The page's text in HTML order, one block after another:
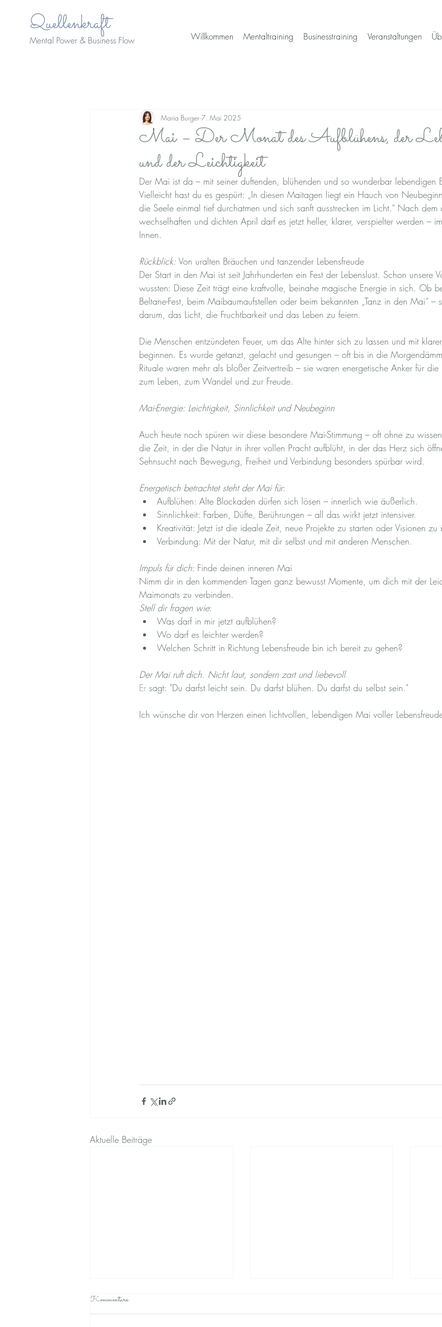
Quellenkraft
Mental Power & Business Flow Willkommen Mentaltraining Businesstraining Veranstaltungen
Mai – Der Monat des Aufblühens, der
und der Leichtigkeit
Maria Burger 7. Mai 2025
Der Mai ist da – mit seiner duftenden, blühenden und so wunderbar lebendigen
Vielleicht hast du es gespürt: „In diesen Maitagen liegt ein Hauch von
die Seele einmal tief durchatmen und sich sanft ausstrecken im Licht.“ Nach
wechselhaften und dichten April darf es jetzt heller, klarer, verspielter werden –
Innen.
Rückblick: Von uralten Bräuchen und tanzender Lebensfreude
Der Start in den Mai ist seit Jahrhunderten ein Fest der Lebenslust. Schon unsere
wussten: Diese Zeit trägt eine kraftvolle, beinahe magische Energie in sich. Ob
Beltane-Fest, beim Maibaumaufstellen oder beim bekannten „Tanz in den Mai“ –
darum, das Licht, die Fruchtbarkeit und das Leben zu feiern.
Die Menschen entzündeten Feuer, um das Alte hinter sich zu lassen und mit
beginnen. Es wurde getanzt, gelacht und gesungen – oft bis in die
Rituale waren mehr als bloßer Zeitvertreib – sie waren energetische Anker für
zum Leben, zum Wandel und zur Freude.
Mai-Energie: Leichtigkeit, Sinnlichkeit und Neubeginn
Auch heute noch spüren wir diese besondere Mai-Stimmung – oft ohne zu
die Zeit, in der die Natur in ihrer vollen Pracht aufblüht, in der das Herz sich
Sehnsucht nach Bewegung, Freiheit und Verbindung besonders spürbar wird.
Energetisch betrachtet steht der Mai für:
Aufblühen: Alte Blockaden dürfen sich lösen – innerlich wie äußerlich.
Sinnlichkeit: Farben, Düfte, Berührungen – all das wirkt jetzt intensiver.
Kreativität: Jetzt ist die ideale Zeit, neue Projekte zu starten oder Visionen zu
Verbindung: Mit der Natur, mit dir selbst und mit anderen Menschen.
Impuls für dich: Finde deinen inneren Mai
Nimm dir in den kommenden Tagen ganz bewusst Momente, um dich mit der
Maimonats zu verbinden.
Stell dir fragen wie:
Was darf in mir jetzt aufblühen?
Wo darf es leichter werden?
Welchen Schritt in Richtung Lebensfreude bin ich bereit zu gehen?
Der Mai ruft dich. Nicht laut, sondern zart und liebevoll.
Er sagt: "Du darfst leicht sein. Du darfst blühen. Du darfst du selbst sein."
Ich wünsche dir von Herzen einen lichtvollen, lebendigen Mai voller
Aktuelle Beiträge
Kommentare